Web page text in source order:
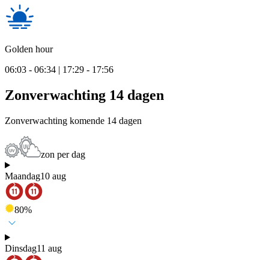
Golden hour
06:03 - 06:34 | 17:29 - 17:56
Zonverwachting 14 dagen
Zonverwachting komende 14 dagen
zon per dag
Maandag10 aug
80%
Dinsdag11 aug